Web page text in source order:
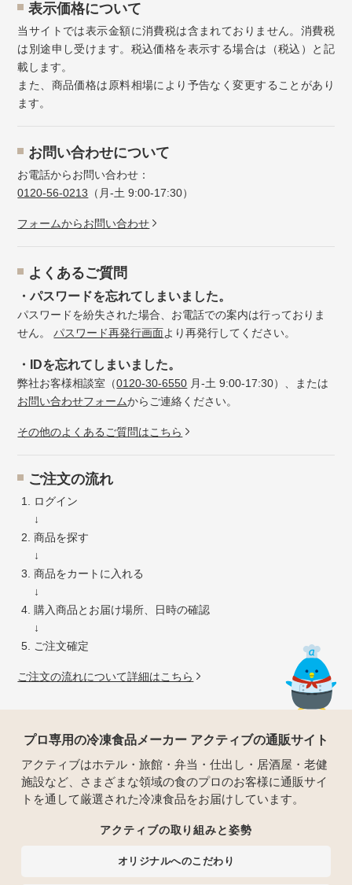
表示価格について
当サイトでは表示金額に消費税は含まれておりません。消費税
は別途申し受けます。税込価格を表示する場合は（税込）と記
載します。
また、商品価格は原料相場により予告なく変更することがあり
ます。
お問い合わせについて
お電話からお問い合わせ：
0120-56-0213 （月-土 9:00-17:30）
フォームからお問い合わせ
よくあるご質問
・パスワードを忘れてしまいました。
パスワードを紛失された場合、お電話での案内は行っておりま
せん。パスワード再発行画面より再発行してください。
・IDを忘れてしまいました。
弊社お客様相談室（0120-30-6550 月-土 9:00-17:30）、または
お問い合わせフォームからご連絡ください。
その他のよくあるご質問はこちら
ご注文の流れ
ログイン
↓
商品を探す
↓
商品をカートに入れる
↓
購入商品とお届け場所、日時の確認
↓
ご注文確定
ご注文の流れについて詳細はこちら
プロ専用の冷凍食品メーカー アクティブの通販サイト
アクティブはホテル・旅館・弁当・仕出し・居酒屋・老健
施設など、さまざまな領域の食のプロのお客様に通販サイ
トを通して厳選された冷凍食品をお届けしています。
アクティブの取り組みと姿勢
オリジナルへのこだわり